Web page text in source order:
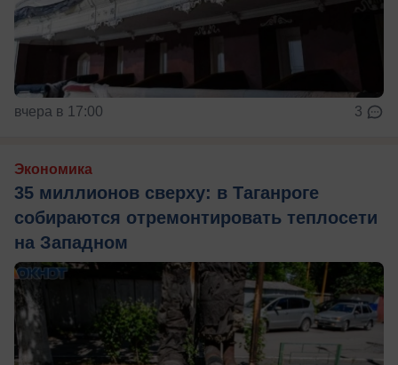
вчера в 17:00 3
Экономика
35 миллионов сверху: в Таганроге
собираются отремонтировать теплосети
на Западном